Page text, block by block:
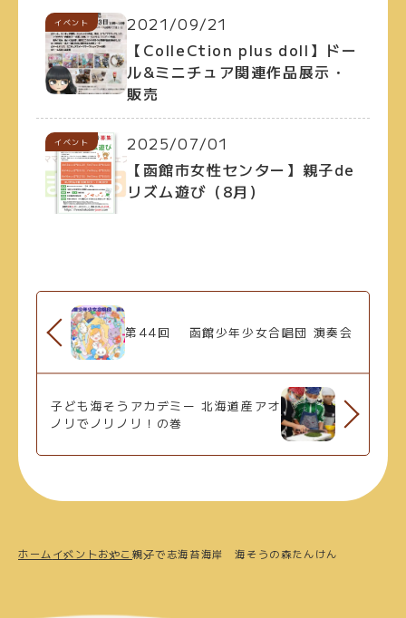
イベント
2021/09/21
【ColleCtion plus doll】ドー
ル&ミニチュア関連作品展示・
販売
イベント
2025/07/01
【函館市女性センター】親子de
リズム遊び（8月）
第44回 函館少年少女合唱団 演奏会
子ども海そうアカデミー 北海道産アオ
ノリでノリノリ！の巻
ホーム イベントおやこ親子で志海苔海岸 海そうの森たんけん